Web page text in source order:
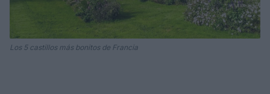
Los 5 castillos más bonitos de Francia